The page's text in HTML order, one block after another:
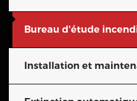
Bureau d'étude
Installation et